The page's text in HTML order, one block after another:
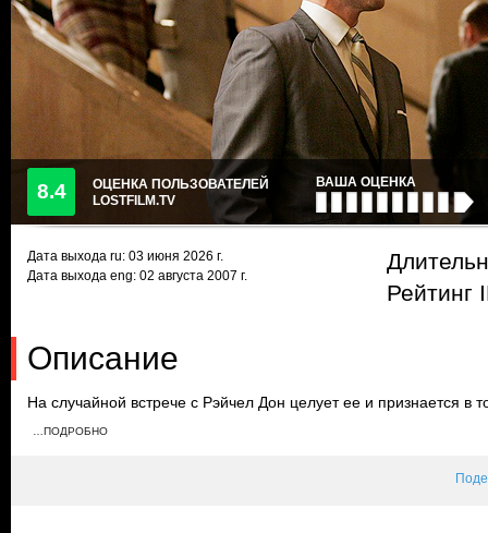
8.4
ОЦЕНКА ПОЛЬЗОВАТЕЛЕЙ
LOSTFILM.TV
ВАША ОЦЕНКА
Дата выхода ru: 03 июня 2026 г.
Дата выхода eng: 02 августа 2007 г.
Рейтинг
Описание
На случайной встрече с Рэйчел Дон целует ее и признается в
устраивают вечеринку в честь ее дня рождения. Соседка Бэтти
…ПОДРОБНО